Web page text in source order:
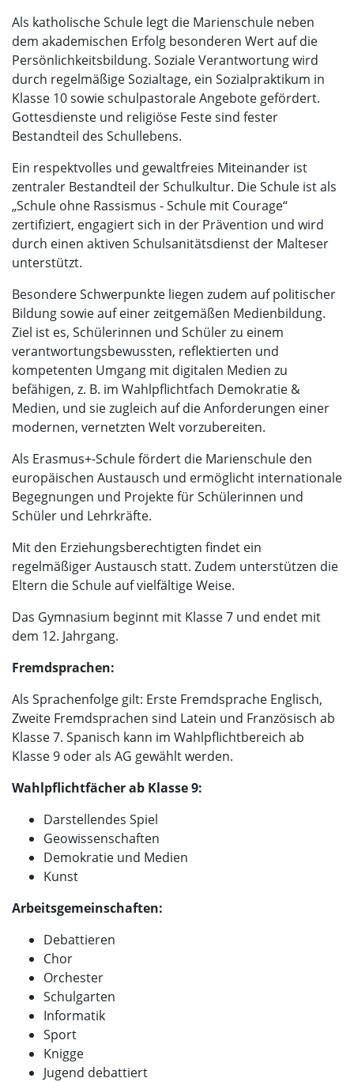
Als katholische Schule legt die Marienschule neben
dem akademischen Erfolg besonderen Wert auf die
Persönlichkeitsbildung. Soziale Verantwortung wird
durch regelmäßige Sozialtage, ein Sozialpraktikum in
Klasse 10 sowie schulpastorale Angebote gefördert.
Gottesdienste und religiöse Feste sind fester
Bestandteil des Schullebens.
Ein respektvolles und gewaltfreies Miteinander ist
zentraler Bestandteil der Schulkultur. Die Schule ist als
„Schule ohne Rassismus - Schule mit Courage“
zertifiziert, engagiert sich in der Prävention und wird
durch einen aktiven Schulsanitätsdienst der Malteser
unterstützt.
Besondere Schwerpunkte liegen zudem auf politischer
Bildung sowie auf einer zeitgemäßen Medienbildung.
Ziel ist es, Schülerinnen und Schüler zu einem
verantwortungsbewussten, reflektierten und
kompetenten Umgang mit digitalen Medien zu
befähigen, z. B. im Wahlpflichtfach Demokratie &
Medien, und sie zugleich auf die Anforderungen einer
modernen, vernetzten Welt vorzubereiten.
Als Erasmus+-Schule fördert die Marienschule den
europäischen Austausch und ermöglicht internationale
Begegnungen und Projekte für Schülerinnen und
Schüler und Lehrkräfte.
Mit den Erziehungsberechtigten findet ein
regelmäßiger Austausch statt. Zudem unterstützen die
Eltern die Schule auf vielfältige Weise.
Das Gymnasium beginnt mit Klasse 7 und endet mit
dem 12. Jahrgang.
Fremdsprachen:
Als Sprachenfolge gilt: Erste Fremdsprache Englisch,
Zweite Fremdsprachen sind Latein und Französisch ab
Klasse 7. Spanisch kann im Wahlpflichtbereich ab
Klasse 9 oder als AG gewählt werden.
Wahlpflichtfächer ab Klasse 9:
Darstellendes Spiel
Geowissenschaften
Demokratie und Medien
Kunst
Arbeitsgemeinschaften:
Debattieren
Chor
Orchester
Schulgarten
Informatik
Sport
Knigge
Jugend debattiert